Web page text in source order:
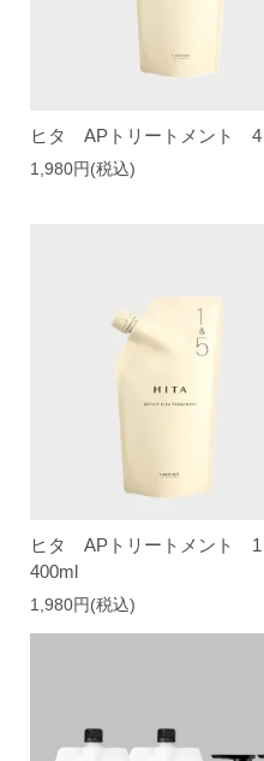
ヒタ APトリートメント
1,980円(税込)
ヒタ APトリートメン
400ml
1,980円(税込)